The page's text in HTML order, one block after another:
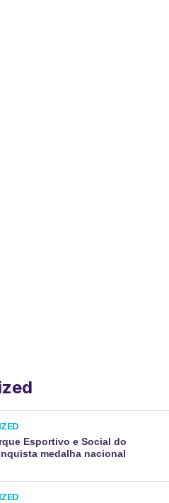
Esportivo e Social do
medalha nacional